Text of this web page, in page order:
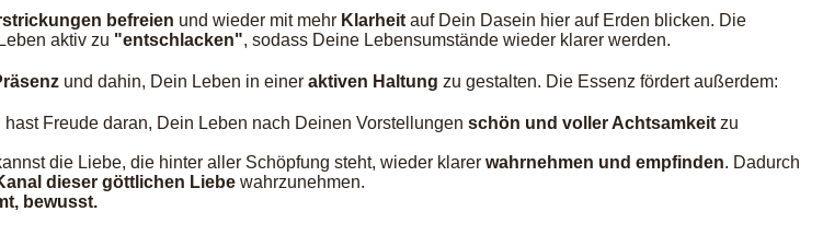
befreien und wieder mit mehr Klarheit auf Dein Dasein hier auf Erden blicken. Die
aktiv zu "entschlacken", sodass Deine Lebensumstände wieder klarer werden.
und dahin, Dein Leben in einer aktiven Haltung zu gestalten. Die Essenz fördert außerdem:
hast Freude daran, Dein Leben nach Deinen Vorstellungen schön und voller Achtsamkeit zu
die Liebe, die hinter aller Schöpfung steht, wieder klarer wahrnehmen und empfinden. Dadurch
dieser göttlichen Liebe wahrzunehmen.
bewusst.